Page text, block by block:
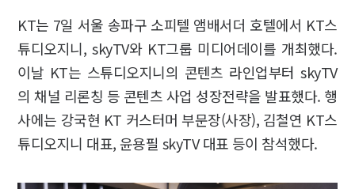
KT는 7일 서울 송파구 소피텔 앰배서더 호텔에서 KT스
튜디오지니, skyTV와 KT그룹 미디어데이를 개최했다.
이날 KT는 스튜디오지니의 콘텐츠 라인업부터 skyTV
의 채널 리론칭 등 콘텐츠 사업 성장전략을 발표했다. 행
사에는 강국현 KT 커스터머 부문장(사장), 김철연 KT스
튜디오지니 대표, 윤용필 skyTV 대표 등이 참석했다.